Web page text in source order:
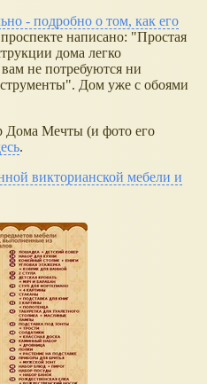
- подробно о том, как его
написано: "Простая
дома легко
не потребуются ни
Дом уже с обоями
Дома Мечты (и фото его
.
викторианской мебели и